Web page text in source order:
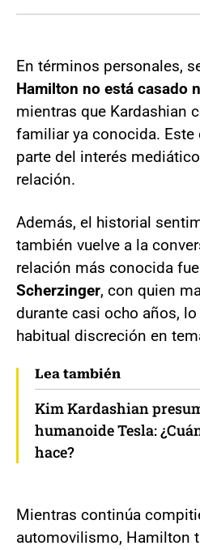
En términos personales,
Hamilton no está casado
mientras que Kardashian
familiar ya conocida. Este
parte del interés
relación.
Además, el historial
también vuelve a la
relación más conocida
Scherzinger, con quien
durante casi ocho años,
habitual discreción en
Lea también
Kim Kardashian
humanoide Tesla:
hace?
Mientras continúa
automovilismo, Hamilton